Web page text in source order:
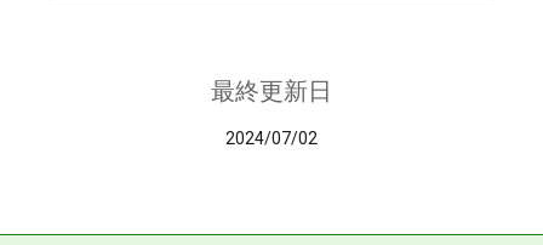
最終更新日
2024/07/02